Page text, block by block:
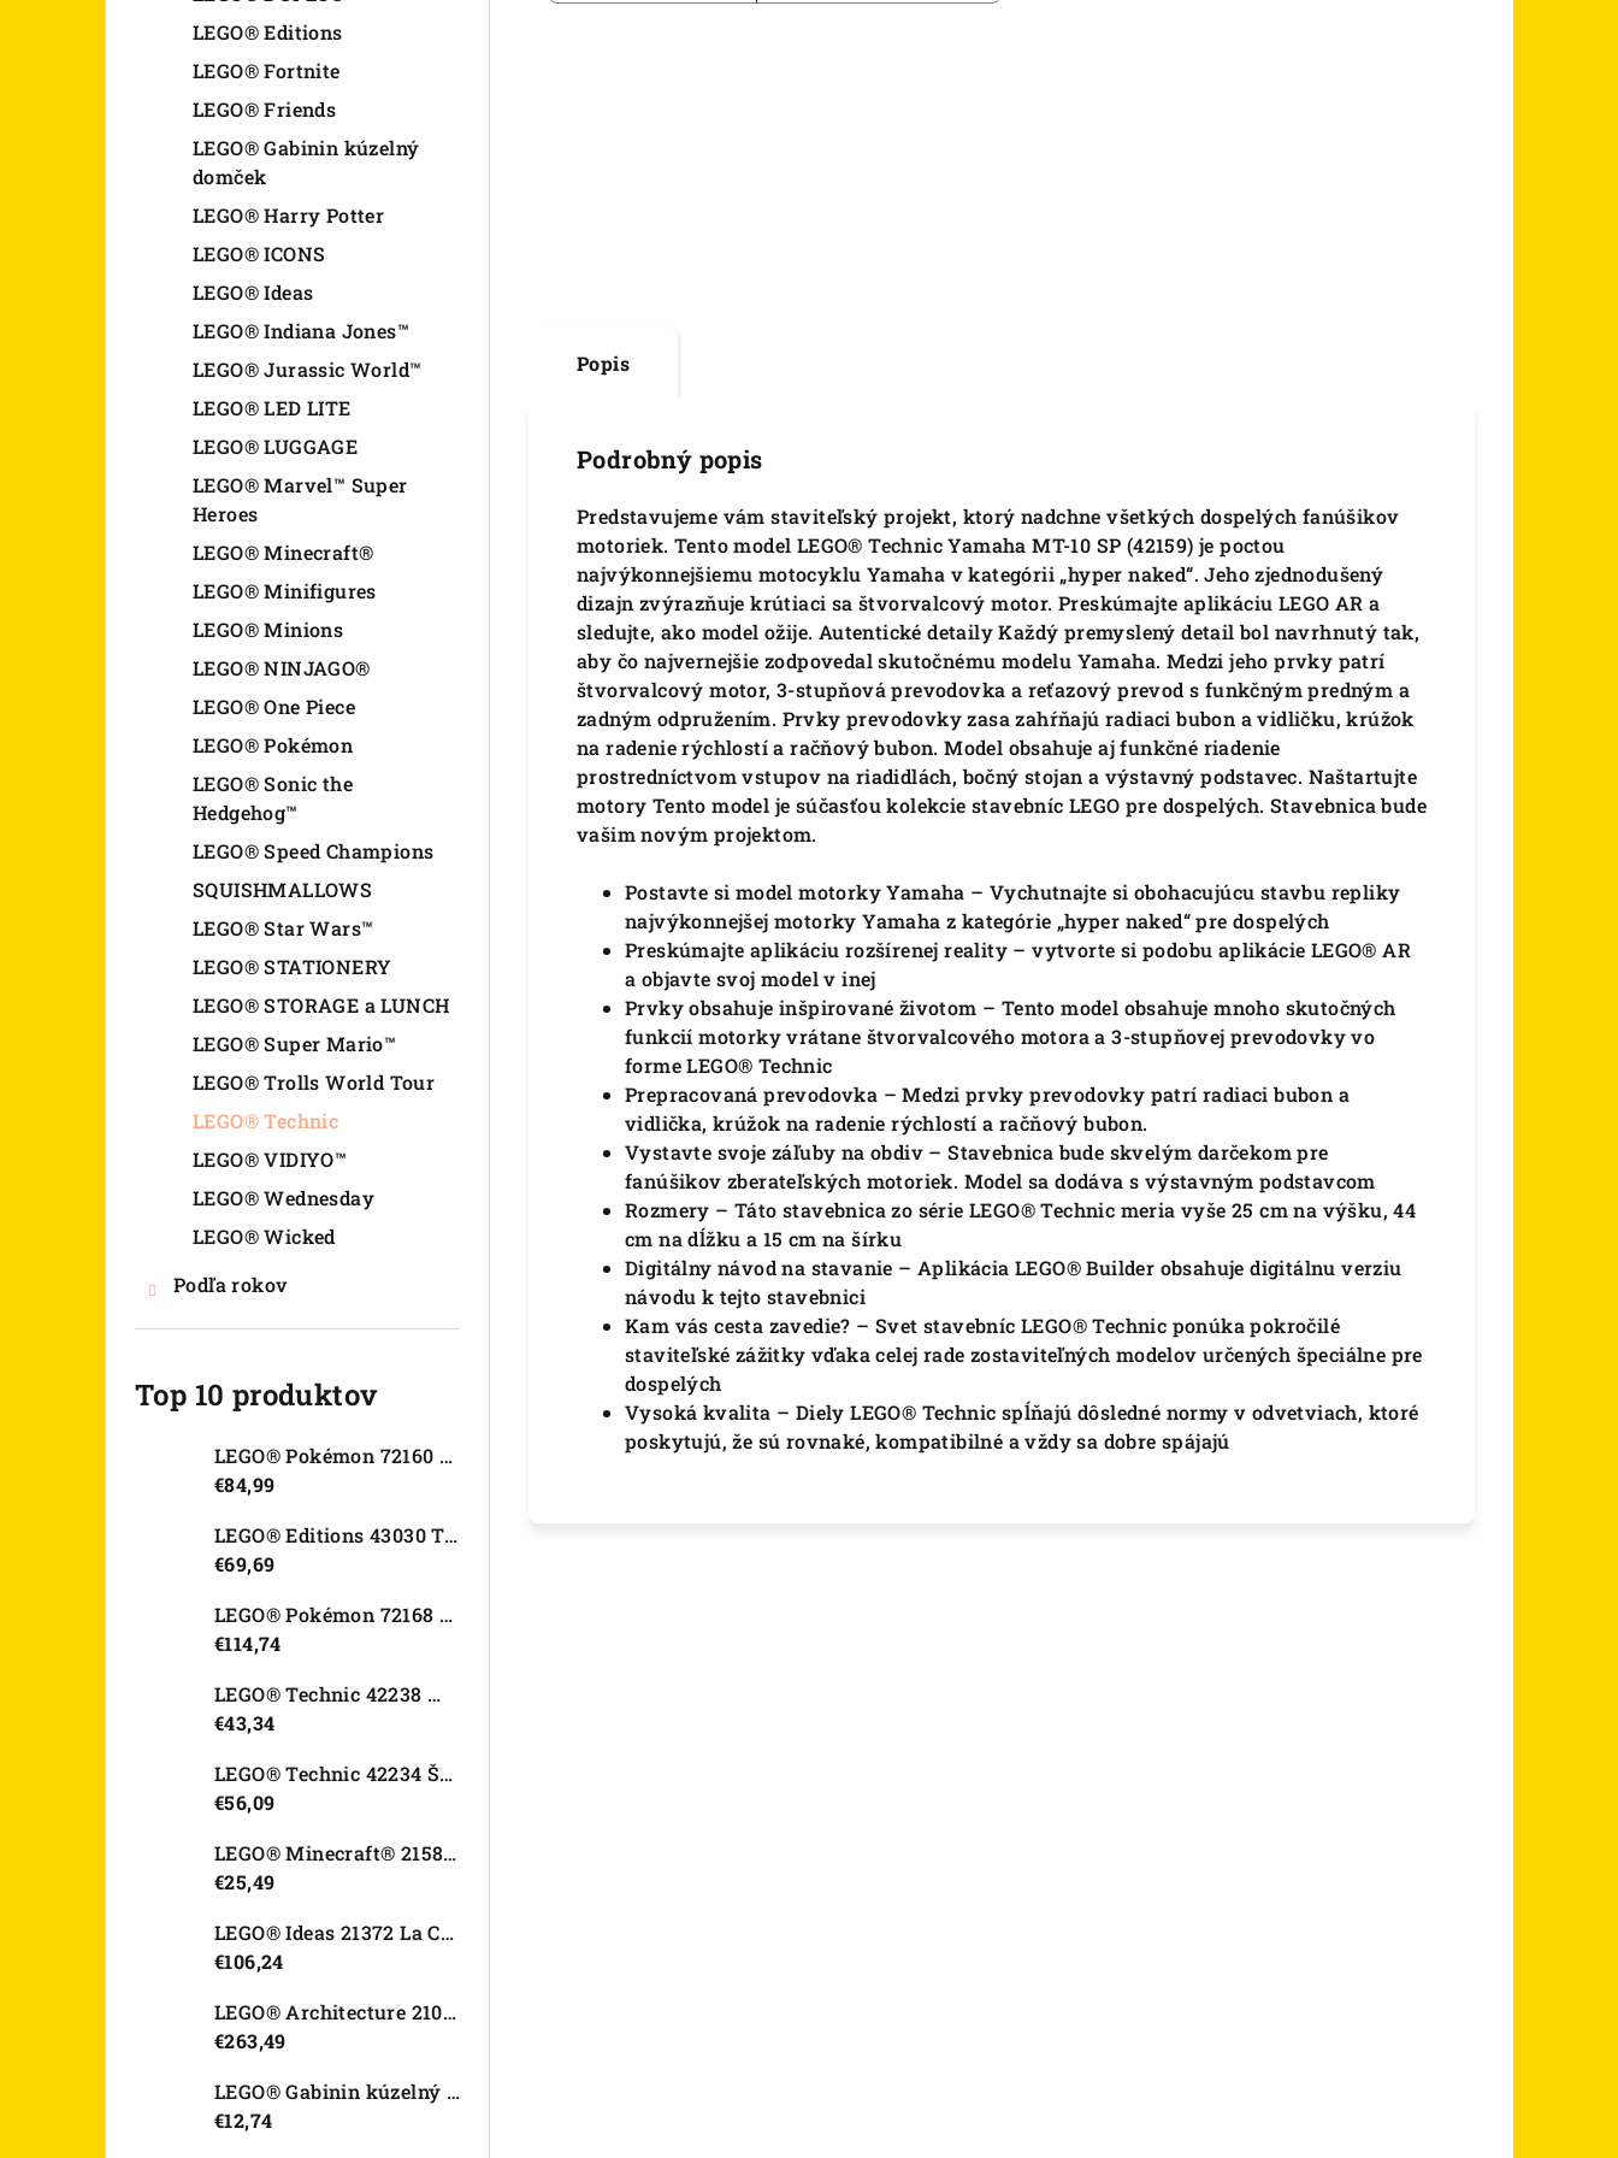
LEGO® Editions
LEGO® Fortnite
LEGO® Friends
LEGO® Gabinin kúzelný
domček
LEGO® Harry Potter
LEGO® ICONS
LEGO® Ideas
LEGO® Indiana Jones™
LEGO® Jurassic World™
LEGO® LED LITE
LEGO® LUGGAGE
LEGO® Marvel™ Super
Heroes
LEGO® Minecraft®
LEGO® Minifigures
LEGO® Minions
LEGO® NINJAGO®
LEGO® One Piece
LEGO® Pokémon
LEGO® Sonic the
Hedgehog™
LEGO® Speed Champions
SQUISHMALLOWS
LEGO® Star Wars™
LEGO® STATIONERY
LEGO® STORAGE a LUNCH
LEGO® Super Mario™
LEGO® Trolls World Tour
LEGO® Technic
LEGO® VIDIYO™
LEGO® Wednesday
LEGO® Wicked
Podľa rokov
Top 10 produktov
LEGO® Pokémon 72160 Arcanine
€84,99
LEGO® Editions 43030 Tajná skrýša Olivie Rodrigo
€69,69
LEGO® Pokémon 72168 Rayquaza
€114,74
LEGO® Technic 42238 Motorka Ducati Desmo450 MX Factory
€43,34
LEGO® Technic 42234 Športové auto Dodge Viper GTS-R
€56,09
LEGO® Minecraft® 21582 Kurací džokej
€25,49
LEGO® Ideas 21372 La Catrina
€106,24
LEGO® Architecture 21067 Tower Bridge
€263,49
LEGO® Gabinin kúzelný domček 11212 Záhradný domček Víly mačičky
€12,74
Popis
Podrobný popis
Predstavujeme vám staviteľský projekt, ktorý nadchne všetkých dospelých fanúšikov
motoriek. Tento model LEGO® Technic Yamaha MT-10 SP (42159) je poctou
najvýkonnejšiemu motocyklu Yamaha v kategórii „hyper naked“. Jeho zjednodušený
dizajn zvýrazňuje krútiaci sa štvorvalcový motor. Preskúmajte aplikáciu LEGO AR a
sledujte, ako model ožije. Autentické detaily Každý premyslený detail bol navrhnutý tak,
aby čo najvernejšie zodpovedal skutočnému modelu Yamaha. Medzi jeho prvky patrí
štvorvalcový motor, 3-stupňová prevodovka a reťazový prevod s funkčným predným a
zadným odpružením. Prvky prevodovky zasa zahŕňajú radiaci bubon a vidličku, krúžok
na radenie rýchlostí a račňový bubon. Model obsahuje aj funkčné riadenie
prostredníctvom vstupov na riadidlách, bočný stojan a výstavný podstavec. Naštartujte
motory Tento model je súčasťou kolekcie stavebníc LEGO pre dospelých. Stavebnica bude
vašim novým projektom.
Postavte si model motorky Yamaha – Vychutnajte si obohacujúcu stavbu repliky
najvýkonnejšej motorky Yamaha z kategórie „hyper naked“ pre dospelých
Preskúmajte aplikáciu rozšírenej reality – vytvorte si podobu aplikácie LEGO® AR
a objavte svoj model v inej
Prvky obsahuje inšpirované životom – Tento model obsahuje mnoho skutočných
funkcií motorky vrátane štvorvalcového motora a 3-stupňovej prevodovky vo
forme LEGO® Technic
Prepracovaná prevodovka – Medzi prvky prevodovky patrí radiaci bubon a
vidlička, krúžok na radenie rýchlostí a račňový bubon.
Vystavte svoje záľuby na obdiv – Stavebnica bude skvelým darčekom pre
fanúšikov zberateľských motoriek. Model sa dodáva s výstavným podstavcom
Rozmery – Táto stavebnica zo série LEGO® Technic meria vyše 25 cm na výšku, 44
cm na dĺžku a 15 cm na šírku
Digitálny návod na stavanie – Aplikácia LEGO® Builder obsahuje digitálnu verziu
návodu k tejto stavebnici
Kam vás cesta zavedie? – Svet stavebníc LEGO® Technic ponúka pokročilé
staviteľské zážitky vďaka celej rade zostaviteľných modelov určených špeciálne pre
dospelých
Vysoká kvalita – Diely LEGO® Technic spĺňajú dôsledné normy v odvetviach, ktoré
poskytujú, že sú rovnaké, kompatibilné a vždy sa dobre spájajú